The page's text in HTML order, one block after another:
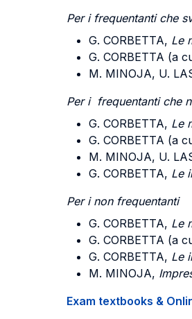
Per i frequentanti che
G. CORBETTA, Le
G. CORBETTA (a
M. MINOJA, U.
Per i frequentanti che
G. CORBETTA, Le
G. CORBETTA (a
M. MINOJA, U.
G. CORBETTA, Le
Per i non frequentanti
G. CORBETTA, Le
G. CORBETTA (a
G. CORBETTA, Le
M. MINOJA,
Exam textbooks &